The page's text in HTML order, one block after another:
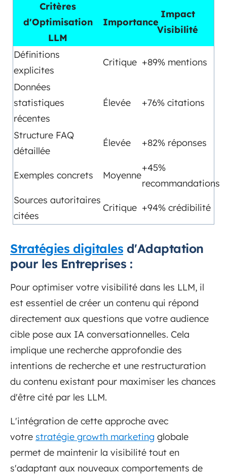
Critères
d'Optimisation
LLM
Importance
Impact
Visibilité
Définitions
explicites
Critique +89% mentions
Données
statistiques
récentes
Élevée +76% citations
Structure FAQ
détaillée
Élevée +82% réponses
Exemples concrets Moyenne
+45%
recommandations
Sources autoritaires
citées
Critique +94% crédibilité
Stratégies digitales d'Adaptation
pour les Entreprises :
Pour optimiser votre visibilité dans les LLM, il
est essentiel de créer un contenu qui répond
directement aux questions que votre audience
cible pose aux IA conversationnelles. Cela
implique une recherche approfondie des
intentions de recherche et une restructuration
du contenu existant pour maximiser les chances
d'être cité par les LLM.
L'intégration de cette approche avec
votre stratégie growth marketing globale
permet de maintenir la visibilité tout en
s'adaptant aux nouveaux comportements de